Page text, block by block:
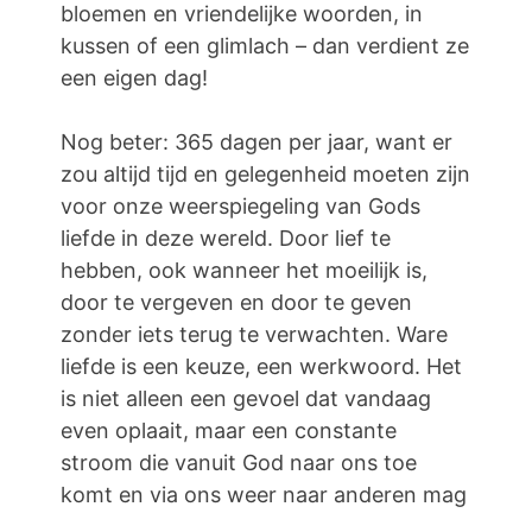
bloemen en vriendelijke woorden, in
kussen of een glimlach – dan verdient ze
een eigen dag!
Nog beter: 365 dagen per jaar, want er
zou altijd tijd en gelegenheid moeten zijn
voor onze weerspiegeling van Gods
liefde in deze wereld. Door lief te
hebben, ook wanneer het moeilijk is,
door te vergeven en door te geven
zonder iets terug te verwachten. Ware
liefde is een keuze, een werkwoord. Het
is niet alleen een gevoel dat vandaag
even oplaait, maar een constante
stroom die vanuit God naar ons toe
komt en via ons weer naar anderen mag